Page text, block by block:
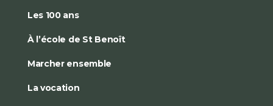
Les 100 ans
À l’école de St Benoît
Marcher ensemble
La vocation